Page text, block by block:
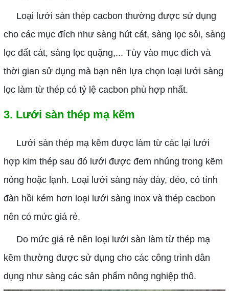
Loại lưới sàn thép cacbon thường được sử dụng
cho các mục đích như sàng hút cát, sàng lọc sỏi, sàng
lọc đất cát, sàng lọc quặng,... Tùy vào mục đích và
thời gian sử dụng mà bạn nên lựa chọn loại lưới sàng
lọc làm từ thép có tỷ lệ cacbon phù hợp nhất.
3. Lưới sàn thép mạ kẽm
Lưới sàn thép mạ kẽm được làm từ các lại lưới
hợp kim thép sau đó lưới được đem nhúng trong kẽm
nóng hoặc lạnh. Loại lưới sàng này dày, dẻo, có tính
đàn hồi kém hơn loại lưới sàng inox và thép cacbon
nên có mức giá rẻ.
Do mức giá rẻ nên loại lưới sàn làm từ thép mạ
kẽm thường được sử dụng cho các công trình dân
dụng như sàng các sản phẩm nông nghiệp thô.